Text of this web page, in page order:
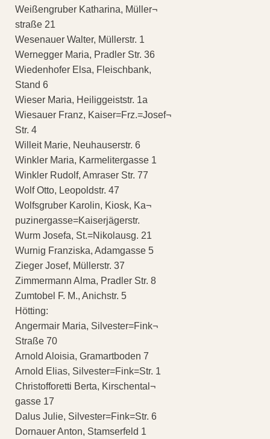
Weißengruber Katharina, Müller¬
straße 21
Wesenauer Walter, Müllerstr. 1
Wernegger Maria, Pradler Str. 36
Wiedenhofer Elsa, Fleischbank,
Stand 6
Wieser Maria, Heiliggeiststr. 1a
Wiesauer Franz, Kaiser=Frz.=Josef¬
Str. 4
Willeit Marie, Neuhauserstr. 6
Winkler Maria, Karmelitergasse 1
Winkler Rudolf, Amraser Str. 77
Wolf Otto, Leopoldstr. 47
Wolfsgruber Karolin, Kiosk, Ka¬
puzinergasse=Kaiserjägerstr.
Wurm Josefa, St.=Nikolausg. 21
Wurnig Franziska, Adamgasse 5
Zieger Josef, Müllerstr. 37
Zimmermann Alma, Pradler Str. 8
Zumtobel F. M., Anichstr. 5
Hötting:
Angermair Maria, Silvester=Fink¬
Straße 70
Arnold Aloisia, Gramartboden 7
Arnold Elias, Silvester=Fink=Str. 1
Christofforetti Berta, Kirschental¬
gasse 17
Dalus Julie, Silvester=Fink=Str. 6
Dornauer Anton, Stamserfeld 1